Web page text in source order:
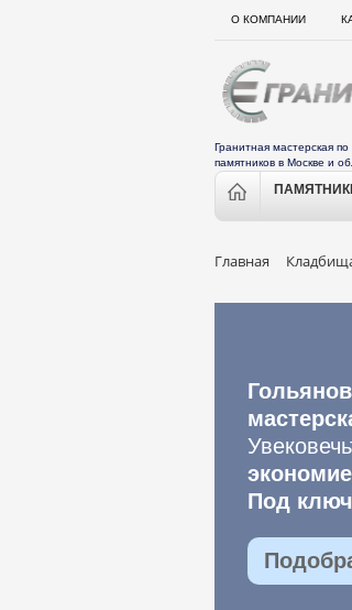
О КОМПАНИИ
Гранитная мастерская
памятников в Москве и
Главная
Под